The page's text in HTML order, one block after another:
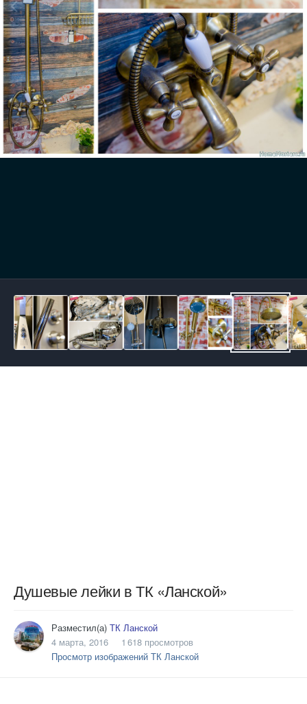
Душевые лейки в ТК «Ланской»
Разместил(а) ТК Ланской
4 марта, 2016
1 618 просмотров
Просмотр изображений ТК Ланской